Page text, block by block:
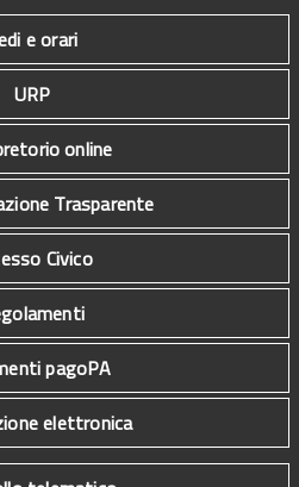
e orari
URP
online
Trasparente
Civico
pagoPA
elettronica